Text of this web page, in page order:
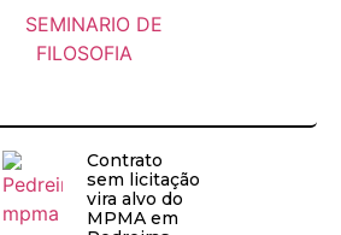
Contrato
sem licitação
vira alvo do
MPMA em